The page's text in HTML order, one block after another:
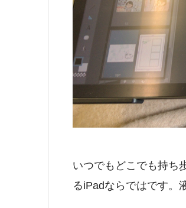
いつでもどこでも持ち
るiPadならではです。